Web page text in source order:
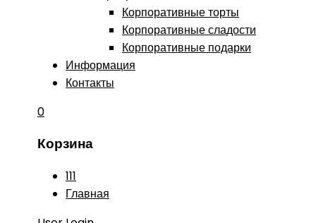
Корпоративные торты
Корпоративные сладости
Корпоративные подарки
Информация
Контакты
0
Корзина
111
Главная